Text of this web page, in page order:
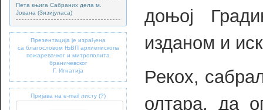
Пета књига Сабраних дела м.
Јована (Зизијуласа)
Презентација је израђена
са благословом ЊВП архиепископа
пожаревачког и митрополита
браничевског
Г. Игнатија
Пријава на e-mail листу (?)
доњој
изданом и
Рекох,
олтара, да